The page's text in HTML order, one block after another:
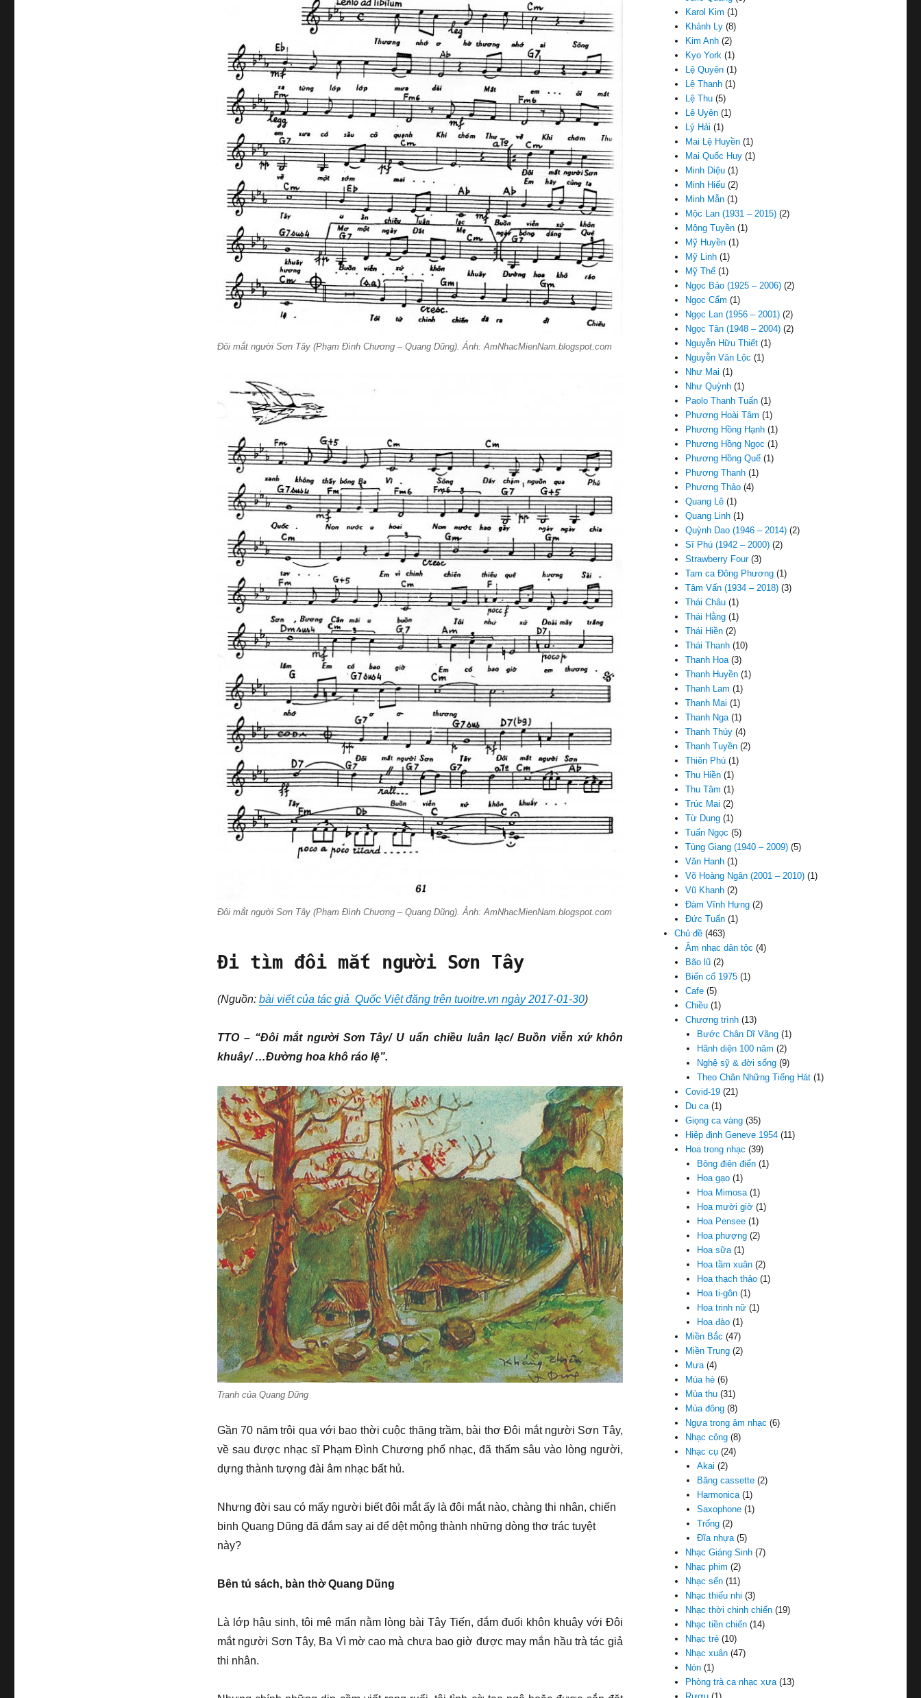
Đôi mắt người Sơn Tây (Phạm Đình Chương – Quang Dũng). Ảnh: AmNhacMienNam.blogspot.com
Đôi mắt người Sơn Tây (Phạm Đình Chương – Quang Dũng). Ảnh: AmNhacMienNam.blogspot.com
​Đi tìm đôi mắt người Sơn Tây
(Nguồn: bài viết của tác giả Quốc Việt đăng trên tuoitre.vn ngày 2017-01-30)
TTO – “Đôi mắt người Sơn Tây/ U uẩn chiều luân lạc/ Buồn viễn xứ khôn
khuây/ …Đường hoa khô ráo lệ”.
Tranh của Quang Dũng
Gần 70 năm trôi qua với bao thời cuộc thăng trầm, bài thơ Đôi mắt người Sơn Tây,
về sau được nhạc sĩ Phạm Đình Chương phổ nhạc, đã thấm sâu vào lòng người,
dựng thành tượng đài âm nhạc bất hủ.
Nhưng đời sau có mấy người biết đôi mắt ấy là đôi mắt nào, chàng thi nhân, chiến
binh Quang Dũng đã đắm say ai để dệt mộng thành những dòng thơ trác tuyệt
này?
Bên tủ sách, bàn thờ Quang Dũng
Là lớp hậu sinh, tôi mê mẩn nằm lòng bài Tây Tiến, đắm đuối khôn khuây với Đôi
mắt người Sơn Tây, Ba Vì mờ cao mà chưa bao giờ được may mắn hầu trà tác giả
thi nhân.
Karol Kim (1)
Khánh Ly (8)
Kim Anh (2)
Kyo York (1)
Lệ Quyên (1)
Lệ Thanh (1)
Lệ Thu (5)
Lê Uyên (1)
Lý Hải (1)
Mai Lệ Huyền (1)
Mai Quốc Huy (1)
Minh Diệu (1)
Minh Hiếu (2)
Minh Mẫn (1)
Mộc Lan (1931 – 2015) (2)
Mộng Tuyền (1)
Mỹ Huyền (1)
Mỹ Linh (1)
Mỹ Thể (1)
Ngọc Bảo (1925 – 2006) (2)
Ngọc Cẩm (1)
Ngọc Lan (1956 – 2001) (2)
Ngọc Tân (1948 – 2004) (2)
Nguyễn Hữu Thiết (1)
Nguyễn Văn Lộc (1)
Như Mai (1)
Như Quỳnh (1)
Paolo Thanh Tuấn (1)
Phương Hoài Tâm (1)
Phương Hồng Hạnh (1)
Phương Hồng Ngọc (1)
Phương Hồng Quế (1)
Phương Thanh (1)
Phương Thảo (4)
Quang Lê (1)
Quang Linh (1)
Quỳnh Dao (1946 – 2014) (2)
Sĩ Phú (1942 – 2000) (2)
Strawberry Four(3)
Tam ca Đông Phương (1)
Tâm Vấn (1934 – 2018) (3)
Thái Châu (1)
Thái Hằng (1)
Thái Hiền (2)
Thái Thanh (10)
Thanh Hoa(3)
Thanh Huyền (1)
Thanh Lam (1)
Thanh Mai (1)
Thanh Nga(1)
Thanh Thúy (4)
Thanh Tuyền (2)
Thiên Phú (1)
Thu Hiền (1)
Thu Tâm (1)
Trúc Mai (2)
Từ Dung (1)
Tuấn Ngọc (5)
Tùng Giang (1940 – 2009) (5)
Văn Hanh (1)
Võ Hoàng Ngân (2001 – 2010) (1)
Vũ Khanh (2)
Đàm Vĩnh Hưng (2)
Đức Tuấn (1)
Chủ đề (463)
Âm nhạc dân tộc (4)
Bão lũ (2)
Biến cố 1975 (1)
Cafe (5)
Chiều (1)
Chương trình (13)
Bước Chân Dĩ Vãng(1)
Hãnh diện 100 năm (2)
Nghệ sỹ & đời sống(9)
Theo Chân Những Tiếng Hát(1)
Covid-19 (21)
Du ca(1)
Giọng ca vàng (35)
Hiệp định Geneve 1954 (11)
Hoa trong nhạc (39)
Bông điên điển(1)
Hoa gạo(1)
Hoa Mimosa(1)
Hoa mười giờ(1)
Hoa Pensee(1)
Hoa phượng(2)
Hoa sữa(1)
Hoa tầm xuân(2)
Hoa thạch thảo(1)
Hoa ti-gôn(1)
Hoa trinh nữ(1)
Hoa đào(1)
Miền Bắc (47)
Miền Trung (2)
Mưa(4)
Mùa hè (6)
Mùa thu (31)
Mùa đông (8)
Ngựa trong âm nhạc (6)
Nhạc công (8)
Nhạc cụ (24)
Akai (2)
Băng cassette(2)
Harmonica(1)
Saxophone(1)
Trống(2)
Đĩa nhựa(5)
Nhạc Giáng Sinh (7)
Nhạc phim (2)
Nhạc sến (11)
Nhạc thiếu nhi (3)
Nhạc thời chinh chiến (19)
Nhạc tiền chiến (14)
Nhạc trẻ (10)
Nhạc xuân (47)
Nón (1)
Phòng trà ca nhạc xưa(13)